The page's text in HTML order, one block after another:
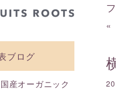
«
ブログ
産オーガニック